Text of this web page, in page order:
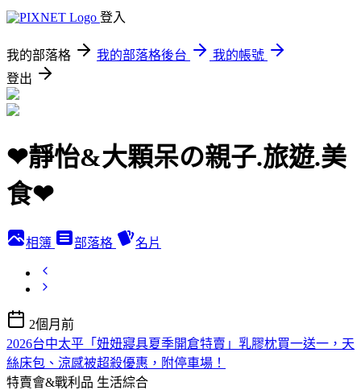
登入
我的部落格 我的部落格後台
我的帳號
登出
❤靜怡&大顆呆の親子.旅遊.美
食❤
相簿 部落格 名片
2個月前
2026台中太平「妞妞寢具夏季開倉特賣」乳膠枕買一送一，天
絲床包、涼感被超殺優惠，附停車場！
特賣會&戰利品 生活綜合